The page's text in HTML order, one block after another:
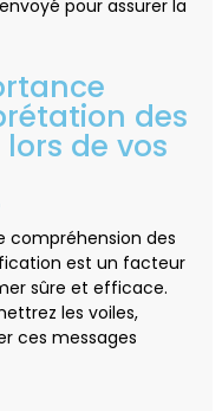
pour assurer la
des
de vos
compréhension des
est un facteur
sûre et efficace.
les voiles,
ces messages